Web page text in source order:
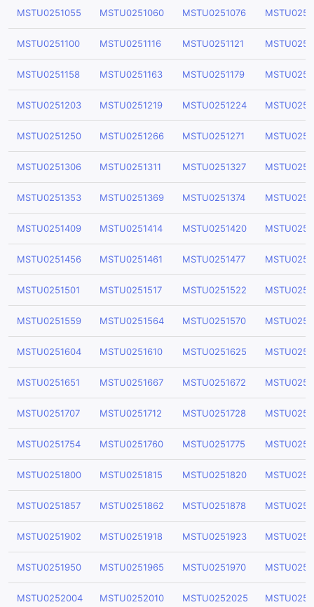
MSTU0251055 MSTU0251060 MSTU0251076
MSTU0251100 MSTU0251116 MSTU0251121
MSTU0251158 MSTU0251163 MSTU0251179
MSTU0251203 MSTU0251219 MSTU0251224
MSTU0251250 MSTU0251266 MSTU0251271
MSTU0251306 MSTU0251311 MSTU0251327
MSTU0251353 MSTU0251369 MSTU0251374
MSTU0251409 MSTU0251414 MSTU0251420
MSTU0251456 MSTU0251461 MSTU0251477
MSTU0251501 MSTU0251517 MSTU0251522
MSTU0251559 MSTU0251564 MSTU0251570
MSTU0251604 MSTU0251610 MSTU0251625
MSTU0251651 MSTU0251667 MSTU0251672
MSTU0251707 MSTU0251712 MSTU0251728
MSTU0251754 MSTU0251760 MSTU0251775
MSTU0251800 MSTU0251815 MSTU0251820
MSTU0251857 MSTU0251862 MSTU0251878
MSTU0251902 MSTU0251918 MSTU0251923
MSTU0251950 MSTU0251965 MSTU0251970
MSTU0252004 MSTU0252010 MSTU0252025